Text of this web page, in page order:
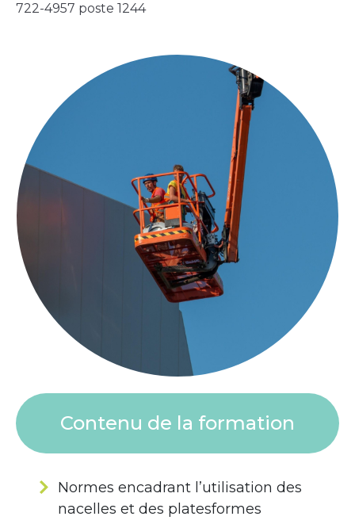
722-4957 poste 1244
Contenu de la formation
Normes encadrant l’utilisation des
nacelles et des platesformes